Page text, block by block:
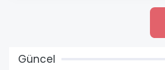
Güncel